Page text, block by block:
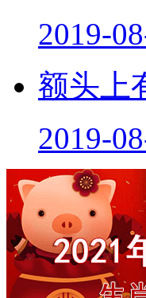
2019-
额头上
2019-